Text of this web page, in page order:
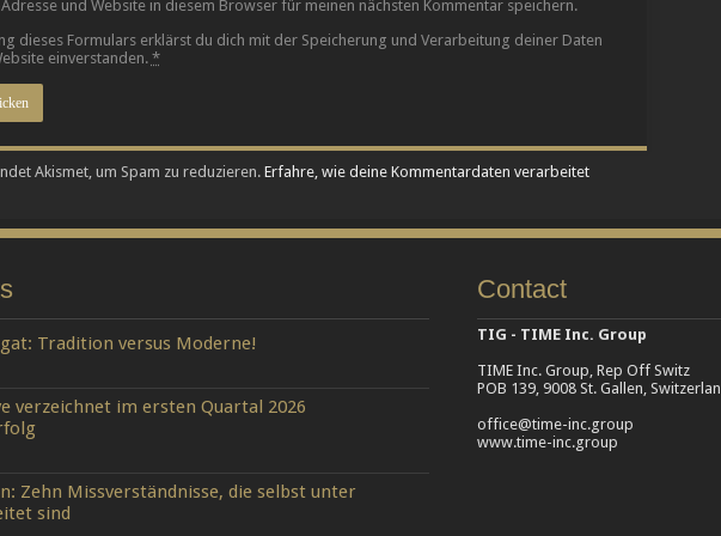
Adresse und Website in diesem Browser für meinen nächsten Kommentar speichern.
dieses Formulars erklärst du dich mit der Speicherung und Verarbeitung deiner Daten
einverstanden.*
Akismet, um Spam zu reduzieren. Erfahre, wie deine Kommentardaten verarbeitet
Tradition versus Moderne!
verzeichnet im ersten Quartal 2026
Zehn Missverständnisse, die selbst unter
sind
Contact
TIG - TIME Inc. Group
TIME Inc. Group, Rep Off Switz
POB 139, 9008 St. Gallen,
office@time-inc.group
www.time-inc.group